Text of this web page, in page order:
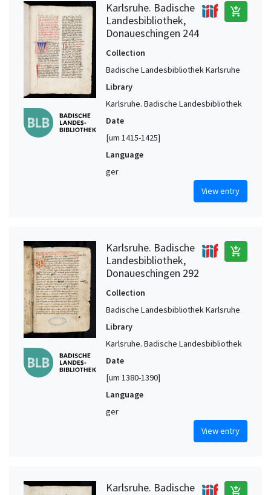
Karlsruhe. Badische
Landesbibliothek,
Donaueschingen 244
add_shopping_cart
Collection
Badische Landesbibliothek Karlsruhe
Library
Karlsruhe. Badische Landesbibliothek
Date
[um 1415-1425]
Language
ger
View entry
Karlsruhe. Badische
Landesbibliothek,
Donaueschingen 292
add_shopping_cart
Collection
Badische Landesbibliothek Karlsruhe
Library
Karlsruhe. Badische Landesbibliothek
Date
[um 1380-1390]
Language
ger
View entry
Karlsruhe. Badische
add_shopping_cart